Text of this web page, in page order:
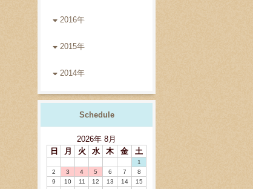
2016年
2015年
2014年
Schedule
2026年 8月
日
月 火 水 木 金 土
1
2
3 4 5 6 7
8
9
10 11 12 13 14
15